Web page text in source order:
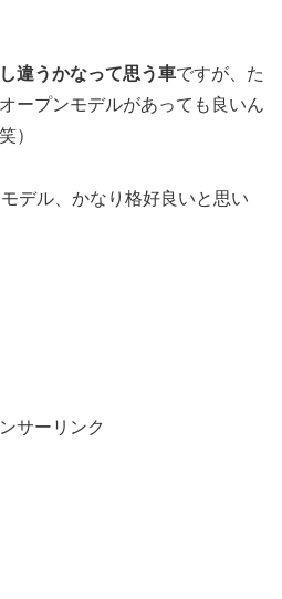
違うかなって思う車ですが、た
ープンモデルがあっても良いん
）
デル、かなり格好良いと思い
サーリンク